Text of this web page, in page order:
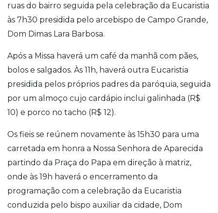
ruas do bairro seguida pela celebração da Eucaristia
às 7h30 presidida pelo arcebispo de Campo Grande,
Dom Dimas Lara Barbosa.
Após a Missa haverá um café da manhã com pães,
bolos e salgados. Às 11h, haverá outra Eucaristia
presidida pelos próprios padres da paróquia, seguida
por um almoço cujo cardápio inclui galinhada (R$
10) e porco no tacho (R$ 12).
Os fieis se reúnem novamente às 15h30 para uma
carretada em honra a Nossa Senhora de Aparecida
partindo da Praça do Papa em direção à matriz,
onde às 19h haverá o encerramento da
programação com a celebração da Eucaristia
conduzida pelo bispo auxiliar da cidade, Dom